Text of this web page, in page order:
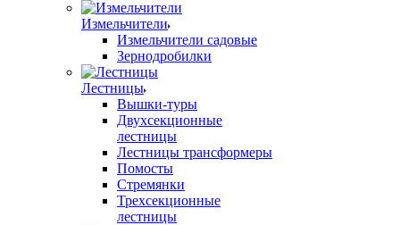
Измельчители
Измельчители садовые
Зернодробилки
Лестницы
Вышки-туры
Двухсекционные
лестницы
Лестницы трансформеры
Помосты
Стремянки
Трехсекционные
лестницы